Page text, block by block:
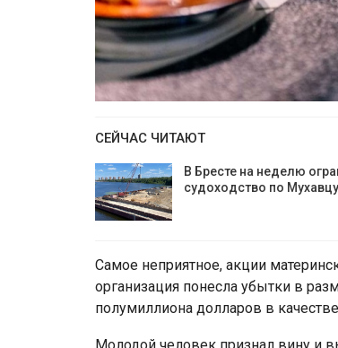
СЕЙЧАС ЧИТАЮТ
В Бресте на неделю
судоходство по
Самое неприятное, акции
организация понесла убытки в
полумиллиона долларов в
Молодой человек признал вину и